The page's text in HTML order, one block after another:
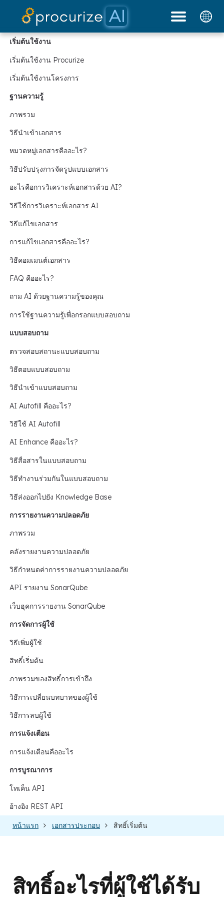
เริ่มต้นใช้งาน
เริ่มต้นใช้งาน Procurize
เริ่มต้นใช้งานโครงการ
ฐานความรู้
ภาพรวม
วิธีนำเข้าเอกสาร
หมวดหมู่เอกสารคืออะไร?
วิธีปรับปรุงการจัดรูปแบบเอกสาร
อะไรคือการวิเคราะห์เอกสารด้วย AI?
วิธีใช้การวิเคราะห์เอกสาร AI
วิธีแก้ไขเอกสาร
การแก้ไขเอกสารคืออะไร?
วิธีคอมเมนต์เอกสาร
FAQ คืออะไร?
ถาม AI ด้วยฐานความรู้ของคุณ
การใช้ฐานความรู้เพื่อกรอกแบบสอบถาม
แบบสอบถาม
ตรวจสอบสถานะแบบสอบถาม
วิธีตอบแบบสอบถาม
วิธีนำเข้าแบบสอบถาม
AI Autofill คืออะไร?
วิธีใช้ AI Autofill
AI Enhance คืออะไร?
วิธีสื่อสารในแบบสอบถาม
วิธีทำงานร่วมกันในแบบสอบถาม
วิธีส่งออกไปยัง Knowledge Base
การรายงานความปลอดภัย
ภาพรวม
คลังรายงานความปลอดภัย
วิธีกำหนดค่าการรายงานความปลอดภัย
API รายงาน SonarQube
เว็บฮุคการรายงาน SonarQube
การจัดการผู้ใช้
วิธีเพิ่มผู้ใช้
สิทธิ์เริ่มต้น
ภาพรวมของสิทธิ์การเข้าถึง
วิธีการเปลี่ยนบทบาทของผู้ใช้
วิธีการลบผู้ใช้
การแจ้งเตือน
การแจ้งเตือนคืออะไร
การบูรณาการ
โทเค็น API
อ้างอิง REST API
หน้าแรก เอกสารประกอบ สิทธิ์เริ่มต้น
สิทธิ์อะไรที่ผู้ใช้ได้รับ